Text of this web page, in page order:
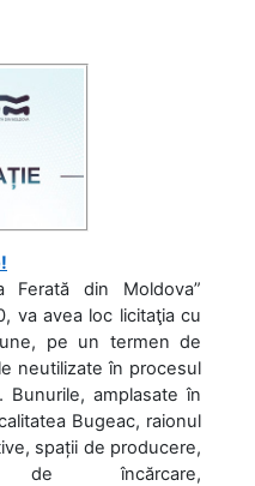
Ferată din Moldova”
va avea loc licitaţia cu
pe un termen de
neutilizate în procesul
amplasate în
Bugeac, raionul
spații de producere,
de încărcare,